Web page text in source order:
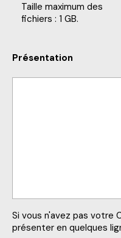
Taille maximum des
fichiers : 1 GB.
Présentation
Si vous n'avez pas votre
présenter en quelques